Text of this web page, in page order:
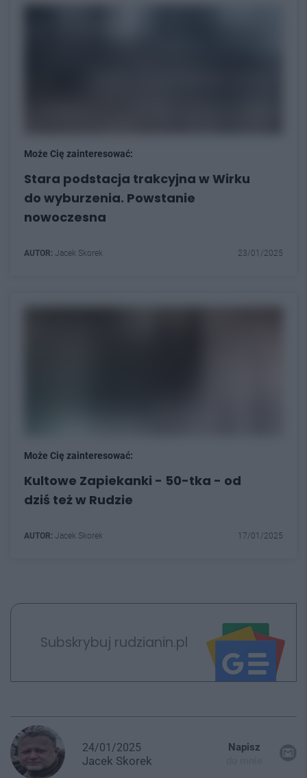
Może Cię zainteresować:
Stara podstacja trakcyjna w Wirku
do wyburzenia. Powstanie
nowoczesna
AUTOR: Jacek Skorek 23/01/2025
Może Cię zainteresować:
Kultowe Zapiekanki - 50-tka - od
dziś też w Rudzie
AUTOR: Jacek Skorek 17/01/2025
Subskrybuj rudzianin.pl
24/01/2025
Jacek Skorek
Napisz